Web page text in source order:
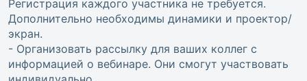
Регистрация каждого участника не требуется.
Дополнительно необходимы динамики и проектор/
экран.
- Организовать рассылку для ваших коллег с
информацией о вебинаре. Они смогут участвовать